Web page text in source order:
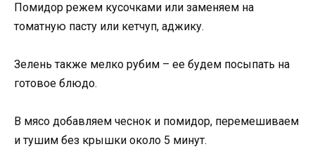
Помидор режем кусочками или заменяем на
томатную пасту или кетчуп, аджику.
Зелень также мелко рубим – ее будем посыпать на
готовое блюдо.
В мясо добавляем чеснок и помидор, перемешиваем
и тушим без крышки около 5 минут.